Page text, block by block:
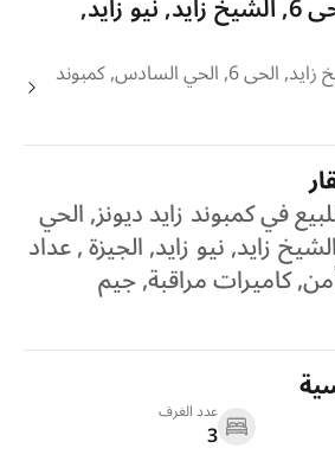
الجيزة, نيو زايد, الشيخ زايد, الحى 6, الحي السادس, كمبوند
في كمبوند زايد ديونز, الحي
الحى 6, الشيخ زايد, نيو زايد, الجيزة , عداد
كاميرات مراقبة, جيم
عدد الغرف
3